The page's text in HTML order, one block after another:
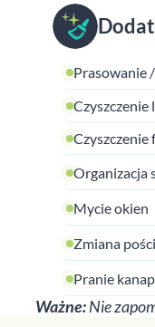
Prasowanie
Czyszczenie
Czyszczenie
Organizacja
Mycie okien
Zmiana
Pranie
Ważne:Nie